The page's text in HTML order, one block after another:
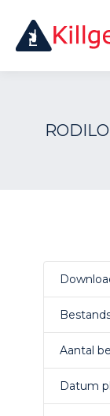
Aantal
Datum